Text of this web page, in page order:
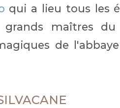
qui a lieu tous les
maîtres du
de